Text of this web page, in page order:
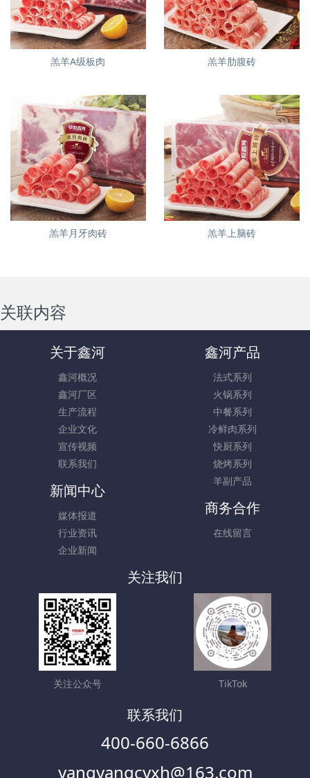
羔羊A级板肉 羔羊肋腹砖
羔羊月牙肉砖 羔羊上脑砖
关联内容
关于鑫河
鑫河概况
鑫河厂区
生产流程
企业文化
宣传视频
联系我们
鑫河产品
法式系列
火锅系列
中餐系列
冷鲜肉系列
快厨系列
烧烤系列
羊副产品
新闻中心
媒体报道
行业资讯
企业新闻
商务合作
在线留言
关注我们
关注公众号 TikTok
联系我们
400-660-6866
yangyangcyxh@163.com